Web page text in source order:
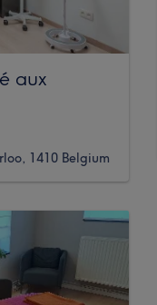
aux
1410 Belgium